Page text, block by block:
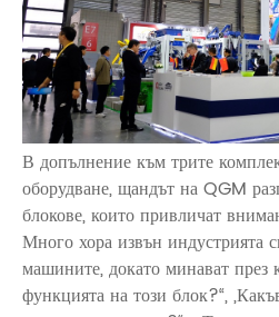
В допълнение към трите
оборудване, щандът на QGM
блокове, които привличат
Много хора извън индустрията
машините, докато минават през
функцията на този блок?“,